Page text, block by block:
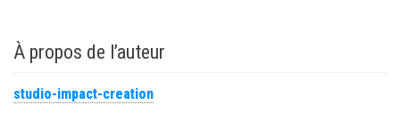
À propos de l’auteur
studio-impact-creation